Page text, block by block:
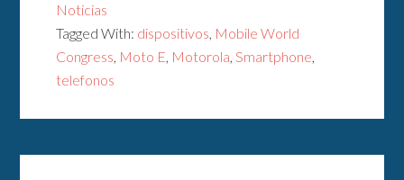
Noticias
Tagged With: dispositivos, Mobile World
Congress, Moto E, Motorola,Smartphone,
telefonos